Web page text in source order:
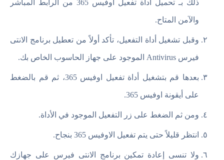
ذلك بـ تحميل أداة تفعيل اوفيس 365 من الرابط المباشر
والآمن المتاح.
وقبل تشغيل أداة التفعيل، تأكد أولاً من تعطيل برنامج الانتى
فيرس Antivirus الموجود على جهاز الحاسوب الخاص بك.
بعدها قم بتشغيل أداة تفعيل اوفيس 365، ثم قم بالضغط
على أيقونة اوفيس 365.
ومن ثم الضغط على زر التفعيل الموجود في الأداة.
انتظر قليلاً حتى يتم تفعيل الاوفيس 365 بنجاح.
ولا تنسى إعادة تمكين برنامج الانتى فيرس على جهازك